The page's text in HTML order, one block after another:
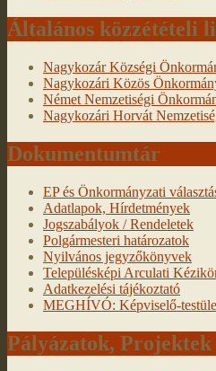
Általános közzétételi
Nagykozár Községi
Nagykozári Közös
Német Nemzetiségi
Nagykozári Horvát
Dokumentumtár
EP és Önkormányzati
Adatlapok, Hírdetmények
Jogszabályok / Rendeletek
Polgármesteri határozatok
Nyilvános jegyzőkönyvek
Településképi Arculati
Adatkezelési tájékoztató
MEGHÍVÓ: Képviselő-
Pályázatok, Projektek